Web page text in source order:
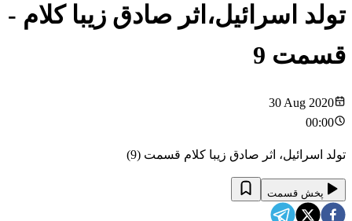
تولد اسرائیل،اثر صادق زیبا کلام -
قسمت 9
30 Aug 2020
00:00
تولد اسرائیل، اثر صادق زیبا کلام قسمت (9)
پخش قسمت